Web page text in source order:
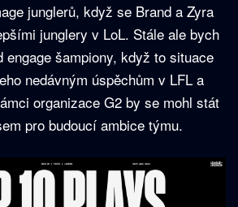
junglerů, když se Brand a Zyra
junglery v LoL. Stále ale bych
engage šampiony, když to situace
nedávným úspěchům v LFL a
organizace G2 by se mohl stát
pro budoucí ambice týmu.